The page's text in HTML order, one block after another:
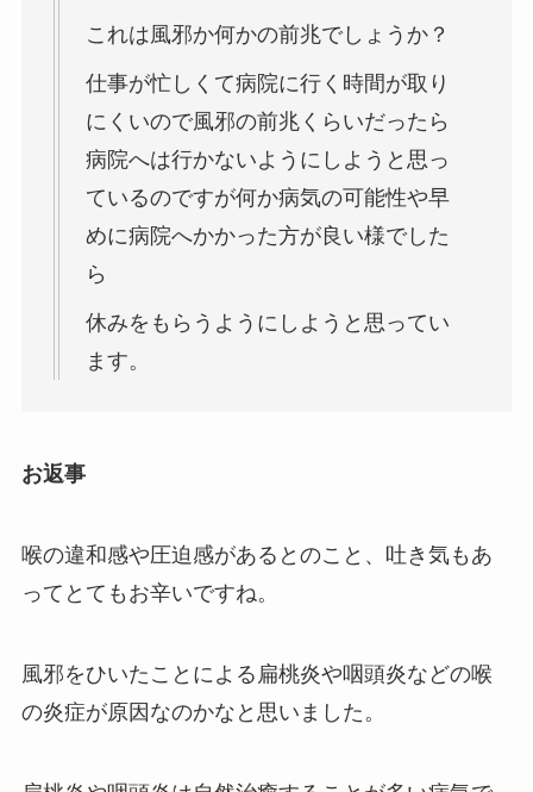
これは風邪か何かの前兆でしょうか？
仕事が忙しくて病院に行く時間が取り
にくいので風邪の前兆くらいだったら
病院へは行かないようにしようと思っ
ているのですが何か病気の可能性や早
めに病院へかかった方が良い様でした
ら
休みをもらうようにしようと思ってい
ます。
お返事
喉の違和感や圧迫感があるとのこと、吐き気もあ
ってとてもお辛いですね。
風邪をひいたことによる扁桃炎や咽頭炎などの喉
の炎症が原因なのかなと思いました。